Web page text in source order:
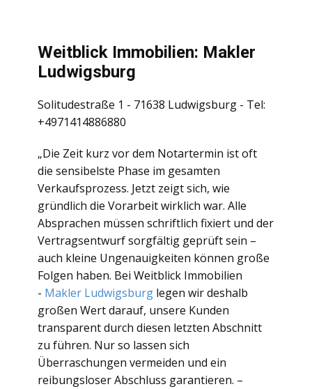
Weitblick Immobilien: Makler
Ludwigsburg
Solitudestraße 1 - 71638 Ludwigsburg - Tel:
+4971414886880
„Die Zeit kurz vor dem Notartermin ist oft
die sensibelste Phase im gesamten
Verkaufsprozess. Jetzt zeigt sich, wie
gründlich die Vorarbeit wirklich war. Alle
Absprachen müssen schriftlich fixiert und der
Vertragsentwurf sorgfältig geprüft sein –
auch kleine Ungenauigkeiten können große
Folgen haben. Bei Weitblick Immobilien
- Makler Ludwigsburg legen wir deshalb
großen Wert darauf, unsere Kunden
transparent durch diesen letzten Abschnitt
zu führen. Nur so lassen sich
Überraschungen vermeiden und ein
reibungsloser Abschluss garantieren. –